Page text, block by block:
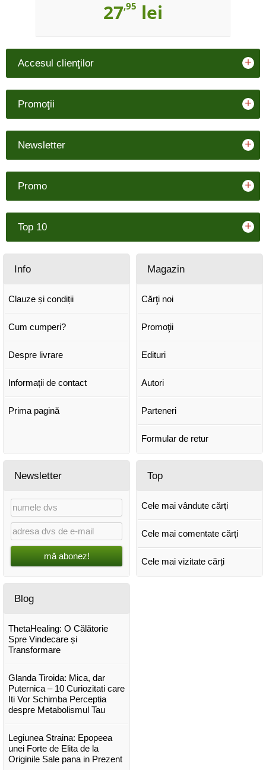
27,95 lei
Accesul clienţilor +
Promoţii +
Newsletter +
Promo +
Top 10 +
Info
Clauze și condiții
Cum cumperi?
Despre livrare
Informații de contact
Prima pagină
Magazin
Cărţi noi
Promoţii
Edituri
Autori
Parteneri
Formular de retur
Newsletter
mă abonez!
Top
Cele mai vândute cărți
Cele mai comentate cărți
Cele mai vizitate cărți
Blog
ThetaHealing: O Călătorie
Spre Vindecare și
Transformare
Glanda Tiroida: Mica, dar
Puternica – 10 Curiozitati care
Iti Vor Schimba Perceptia
despre Metabolismul Tau
Legiunea Straina: Epopeea
unei Forte de Elita de la
Originile Sale pana in Prezent